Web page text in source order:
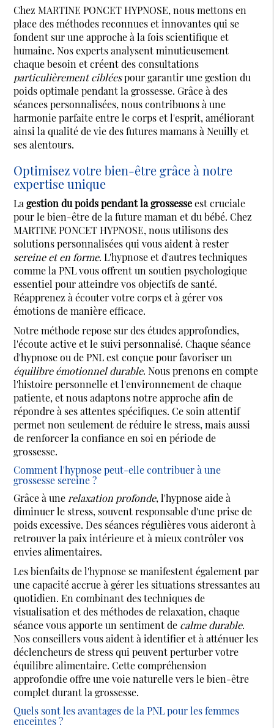
Chez MARTINE PONCET HYPNOSE, nous mettons en
place des méthodes reconnues et innovantes qui se
fondent sur une approche à la fois scientifique et
humaine. Nos experts analysent minutieusement
chaque besoin et créent des consultations
particulièrement cibléespour garantir une gestion du
poids optimale pendant la grossesse. Grâce à des
séances personnalisées, nous contribuons à une
harmonie parfaite entre le corps et l'esprit, améliorant
ainsi la qualité de vie des futures mamans à Neuilly et
ses alentours.
Optimisez votre bien-être grâce à notre
expertise unique
Lagestion du poids pendant la grossesseest cruciale
pour le bien-être de la future maman et du bébé. Chez
MARTINE PONCET HYPNOSE, nous utilisons des
solutions personnalisées qui vous aident à rester
sereine et en forme. L'hypnose et d'autres techniques
comme la PNL vous offrent un soutien psychologique
essentiel pour atteindre vos objectifs de santé.
Réapprenez à écouter votre corps et à gérer vos
émotions de manière efficace.
Notre méthode repose sur des études approfondies,
l'écoute active et le suivi personnalisé. Chaque séance
d'hypnose ou de PNL est conçue pour favoriser un
équilibre émotionnel durable. Nous prenons en compte
l'histoire personnelle et l'environnement de chaque
patiente, et nous adaptons notre approche afin de
répondre à ses attentes spécifiques. Ce soin attentif
permet non seulement de réduire le stress, mais aussi
de renforcer la confiance en soi en période de
grossesse.
Comment l'hypnose peut-elle contribuer à une
grossesse sereine ?
Grâce à une relaxation profonde, l'hypnose aide à
diminuer le stress, souvent responsable d'une prise de
poids excessive. Des séances régulières vous aideront à
retrouver la paix intérieure et à mieux contrôler vos
envies alimentaires.
Les bienfaits de l'hypnose se manifestent également par
une capacité accrue à gérer les situations stressantes au
quotidien. En combinant des techniques de
visualisation et des méthodes de relaxation, chaque
séance vous apporte un sentiment de calme durable.
Nos conseillers vous aident à identifier et à atténuer les
déclencheurs de stress qui peuvent perturber votre
équilibre alimentaire. Cette compréhension
approfondie offre une voie naturelle vers le bien-être
complet durant la grossesse.
Quels sont les avantages de la PNL pour les femmes
enceintes ?